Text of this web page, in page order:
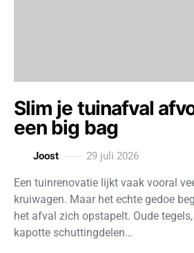
Slim je tuinafval
een big bag
Joost 29 juli 2026
Een tuinrenovatie lijkt vaak vooral
kruiwagen. Maar het echte gedoe
het afval zich opstapelt. Oude
kapotte schuttingdelen…